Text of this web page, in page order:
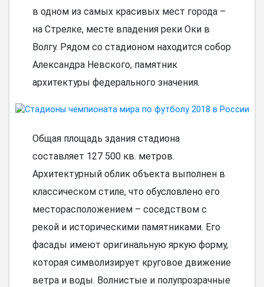
в одном из самых красивых мест города –
на Стрелке, месте впадения реки Оки в
Волгу. Рядом со стадионом находится собор
Александра Невского, памятник
архитектуры федерального значения.
Общая площадь здания стадиона
составляет 127 500 кв. метров.
Архитектурный облик объекта выполнен в
классическом стиле, что обусловлено его
месторасположением – соседством с
рекой и историческими памятниками. Его
фасады имеют оригинальную яркую форму,
которая символизирует круговое движение
ветра и воды. Волнистые и полупрозрачные